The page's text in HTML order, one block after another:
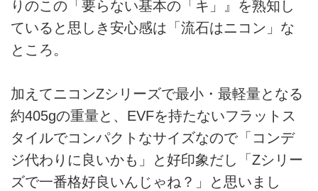
りのこの「要らない基本の「キ」』を熟知し
ていると思しき安心感は「流石はニコン」な
ところ。
加えてニコンZシリーズで最小・最軽量となる
約405gの重量と、EVFを持たないフラットス
タイルでコンパクトなサイズなので「コンデ
ジ代わりに良いかも」と好印象だし「Zシリー
ズで一番格好良いんじゃね？」と思いまし